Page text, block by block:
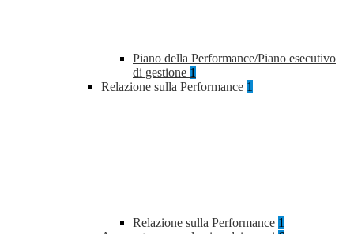
Piano della Performance/Piano esecutivo
di gestione 1
Relazione sulla Performance 1
Relazione sulla Performance 1